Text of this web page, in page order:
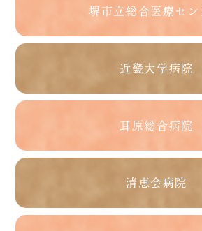
堺市立総合医療セン
近畿大学病院
耳原総合病院
清恵会病院